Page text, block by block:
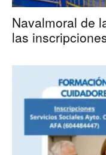
Navalmoral de
las